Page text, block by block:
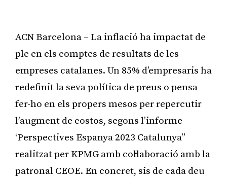
ACN Barcelona – La inflació ha impactat de
ple en els comptes de resultats de les
empreses catalanes. Un 85% d’empresaris ha
redefinit la seva política de preus o pensa
fer-ho en els propers mesos per repercutir
l’augment de costos, segons l’informe
‘Perspectives Espanya 2023 Catalunya”
realitzat per KPMG amb col·laboració amb la
patronal CEOE. En concret, sis de cada deu